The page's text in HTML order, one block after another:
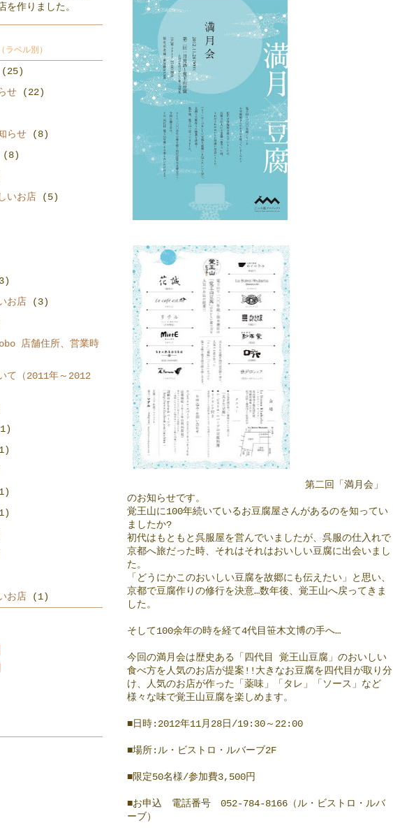
第二回「満月会」
のお知らせです。
覚王山に100年続いているお豆腐屋さんがあるのを知ってい
ましたか?
初代はもともと呉服屋を営んでいましたが、呉服の仕入れで
京都へ旅だった時、それはそれはおいしい豆腐に出会いまし
た。
「どうにかこのおいしい豆腐を故郷にも伝えたい」と思い、
京都で豆腐作りの修行を決意…数年後、覚王山へ戻ってきま
した。
そして100余年の時を経て4代目笹木文博の手へ…
今回の満月会は歴史ある「四代目 覚王山豆腐」のおいしい
食べ方を人気のお店が提案!!大きなお豆腐を四代目が取り分
け、人気のお店が作った「薬味」「タレ」「ソース」など
様々な味で覚王山豆腐を楽しめます。
■日時:2012年11月28日/19:30～22:00
■場所:ル・ビストロ・ルバーブ2F
■限定50名様/参加費3,500円
■お申込 電話番号 052-784-8166（ル・ビストロ・ルバ
ーブ）
を作りました。
ラベル別）
(25)
せ
(22)
らせ
(8)
(8)
いお店
(5)
お店
(3)
店舗住所、営業時
て（2011年～2012
お店
(1)